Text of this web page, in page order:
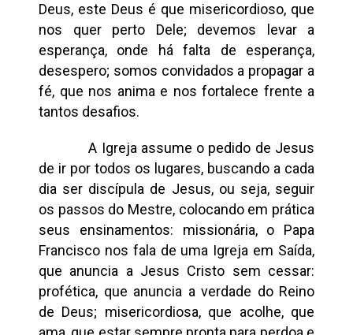
Deus, este Deus é que misericordioso, que
nos quer perto Dele; devemos levar a
esperança, onde há falta de esperança,
desespero; somos convidados a propagar a
fé, que nos anima e nos fortalece frente a
tantos desafios.
A Igreja assume o pedido de Jesus
de ir por todos os lugares, buscando a cada
dia ser discípula de Jesus, ou seja, seguir
os passos do Mestre, colocando em prática
seus ensinamentos: missionária, o Papa
Francisco nos fala de uma Igreja em Saída,
que anuncia a Jesus Cristo sem cessar:
profética, que anuncia a verdade do Reino
de Deus; misericordiosa, que acolhe, que